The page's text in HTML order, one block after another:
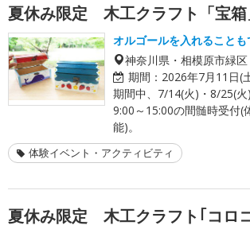
夏休み限定 木工クラフト「宝箱
オルゴールを入れることも
神奈川県・相模原市緑区
期間： 2026年7月11日(
期間中、7/14(火)・8/25(
9:00～15:00の間髄時受付(
能)。
体験イベント・アクティビティ
夏休み限定 木工クラフト｢コロ